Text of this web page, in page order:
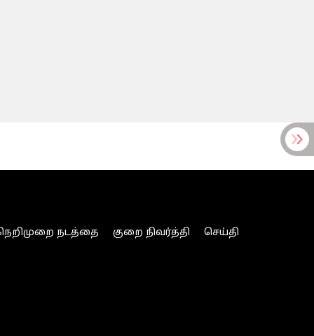
நடத்தை குறை நிவர்த்தி செய்தி